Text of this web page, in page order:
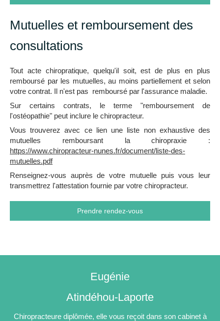
Mutuelles et remboursement des
consultations
Tout acte chiropratique, quelqu'il soit, est de plus en plus
remboursé par les mutuelles, au moins partiellement et selon
votre contrat. Il n'est pas remboursé par l'assurance maladie.
Sur certains contrats, le terme "remboursement de
l'ostéopathie" peut inclure le chiropracteur.
Vous trouverez avec ce lien une liste non exhaustive des
mutuelles remboursant la chiropraxie :
https://www.chiropracteur-nunes.fr/document/liste-des-
mutuelles.pdf
Renseignez-vous auprès de votre mutuelle puis vous leur
transmettrez l'attestation fournie par votre chiropracteur.
Prendre rendez-vous
Eugénie
Atindéhou-Laporte
Chiropracteure diplômée, elle vous reçoit dans son cabinet à